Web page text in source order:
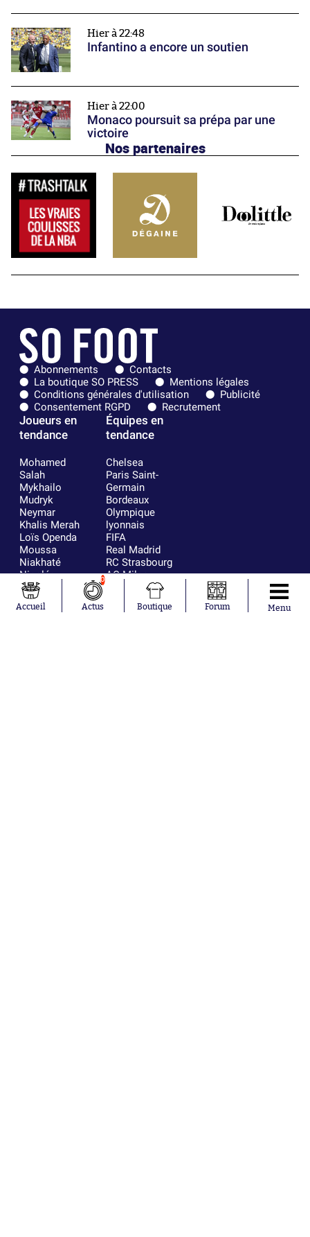
Hier à 22:48
Infantino a encore un soutien
Hier à 22:00
Monaco poursuit sa prépa par une
victoire
Nos partenaires
Abonnements
Contacts
La boutique SO PRESS
Mentions légales
Conditions générales d'utilisation
Publicité
Consentement RGPD
Recrutement
Joueurs en
tendance
Mohamed
Salah
Mykhailo
Mudryk
Neymar
Khalis Merah
Loïs Openda
Moussa
Niakhaté
Nicolás
Tagliafico
Pavel Šulc
Josh Maja
Équipes en
tendance
Chelsea
Paris Saint-
Germain
Bordeaux
Olympique
lyonnais
FIFA
Real Madrid
RC Strasbourg
AC Milan
Accueil
0
Actus Boutique Forum Menu